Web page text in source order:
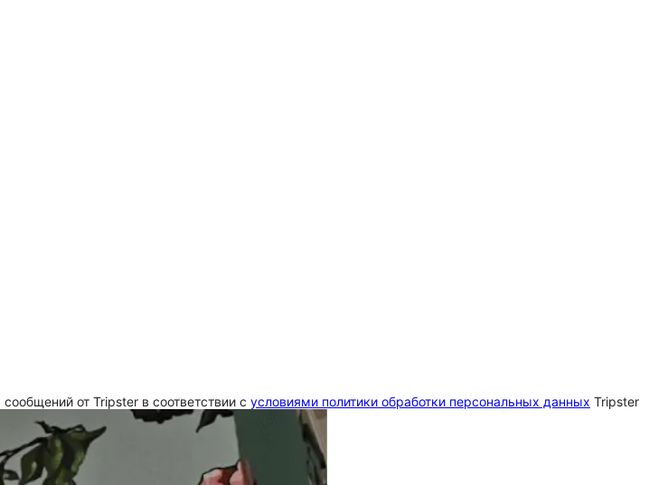
от Tripster в соответствии c условиями политики обработки персональных данных Tripster